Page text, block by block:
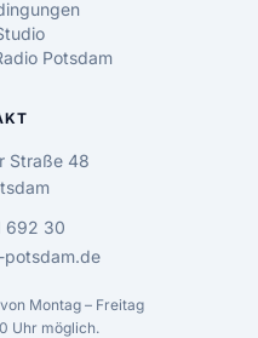
Potsdam
Straße 48
692 30
potsdam.de
Montag – Freitag
Uhr möglich.